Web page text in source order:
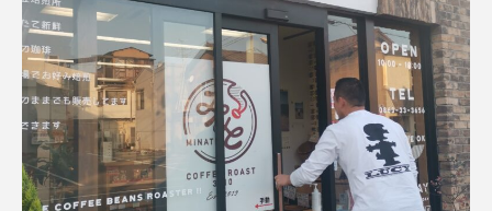
ビジネスインフルエンサー ビジネスサミット
ひとりじめ ひな祭り ピンクのお酒
ピンクラベル フードインキュベーション
ファッション フィンランドサウナ